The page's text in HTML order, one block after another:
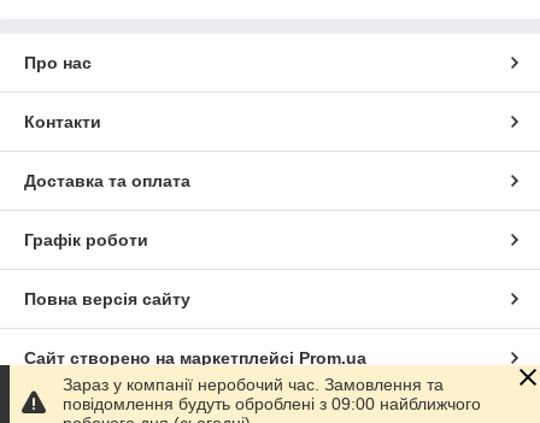
Про нас
Контакти
Доставка та оплата
Графік роботи
Повна версія сайту
Сайт створено на маркетплейсі Prom.ua
Політика конфіденційності
Зараз у компанії неробочий час. Замовлення та
повідомлення будуть оброблені з 09:00 найближчого